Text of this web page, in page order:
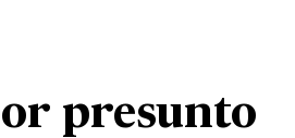
presunto